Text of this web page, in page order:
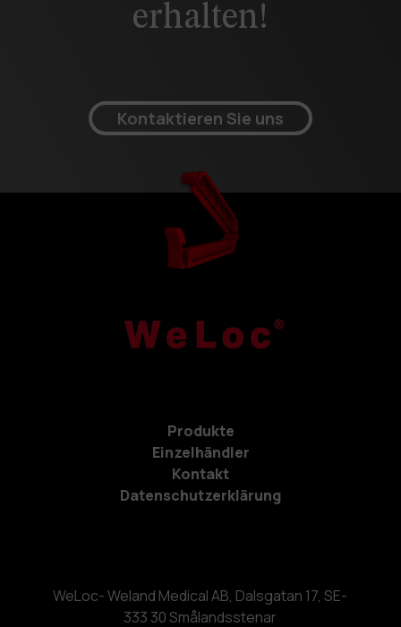
erhalten!
Kontaktieren Sie uns
Produkte
Einzelhändler
Kontakt
Datenschutzerklärung
WeLoc- Weland Medical AB, Dalsgatan 17, SE-
333 30 Smålandsstenar